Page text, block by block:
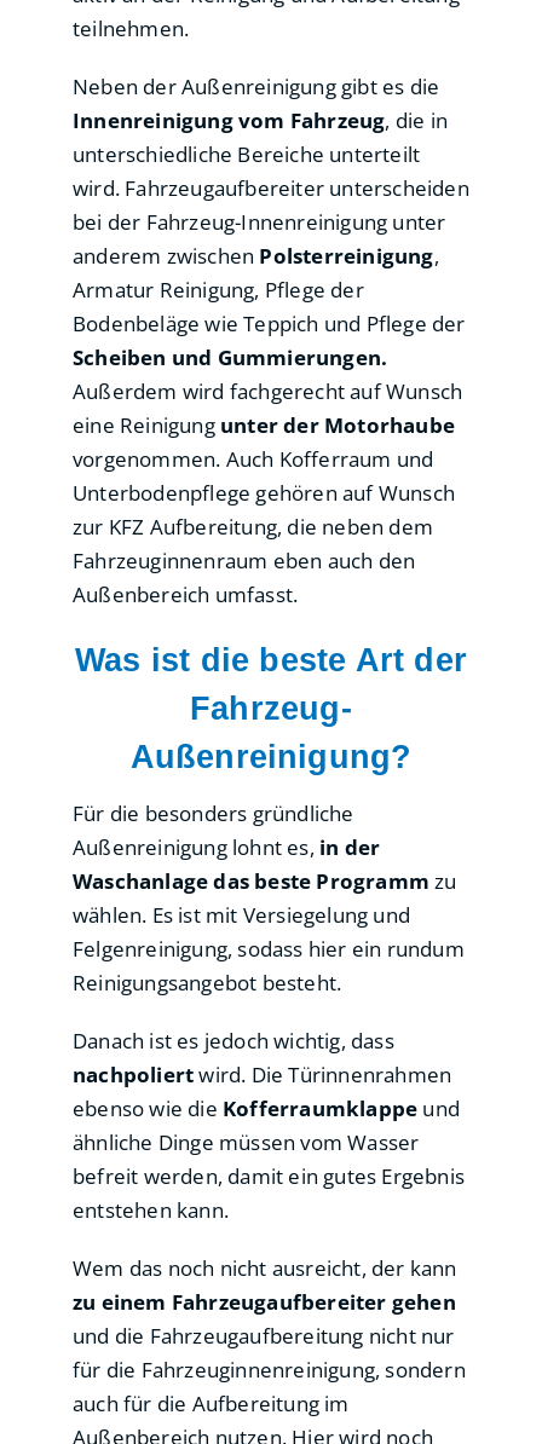
teilnehmen.
Neben der Außenreinigung gibt es die
Innenreinigung vom Fahrzeug, die in
unterschiedliche Bereiche unterteilt
wird. Fahrzeugaufbereiter unterscheiden
bei der Fahrzeug-Innenreinigung unter
anderem zwischen Polsterreinigung,
Armatur Reinigung, Pflege der
Bodenbeläge wie Teppich und Pflege der
Scheiben und Gummierungen.
Außerdem wird fachgerecht auf Wunsch
eine Reinigung unter der Motorhaube
vorgenommen. Auch Kofferraum und
Unterbodenpflege gehören auf Wunsch
zur KFZ Aufbereitung, die neben dem
Fahrzeuginnenraum eben auch den
Außenbereich umfasst.
Was ist die beste Art der
Fahrzeug-
Außenreinigung?
Für die besonders gründliche
Außenreinigung lohnt es, in der
Waschanlage das beste Programm zu
wählen. Es ist mit Versiegelung und
Felgenreinigung, sodass hier ein rundum
Reinigungsangebot besteht.
Danach ist es jedoch wichtig, dass
nachpoliertwird. Die Türinnenrahmen
ebenso wie die Kofferraumklappe und
ähnliche Dinge müssen vom Wasser
befreit werden, damit ein gutes Ergebnis
entstehen kann.
Wem das noch nicht ausreicht, der kann
zu einem Fahrzeugaufbereiter gehen
und die Fahrzeugaufbereitung nicht nur
für die Fahrzeuginnenreinigung, sondern
auch für die Aufbereitung im
Außenbereich nutzen. Hier wird noch